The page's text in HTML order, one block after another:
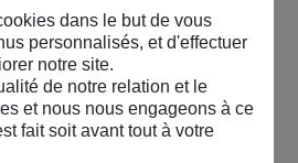
dans le but de vous
personnalisés, et d'effectuer
notre site.
de notre relation et le
et nous nous engageons à ce
fait soit avant tout à votre